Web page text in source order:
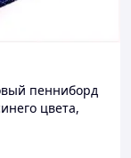
пенниборд
цвета,